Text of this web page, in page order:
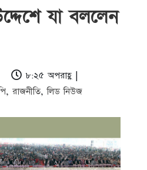
যা বললেন
৮:২৫ অপরাহ্ণ |
,রাজনীতি,লিড নিউজ